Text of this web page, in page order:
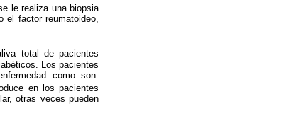
le realiza una biopsia
factor reumatoideo,
total de pacientes
Los pacientes
como son:
en los pacientes
otras veces pueden